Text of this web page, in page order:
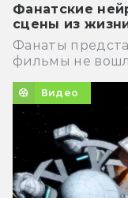
Фанатские
сцены из
Фанаты
фильмы не
Видео